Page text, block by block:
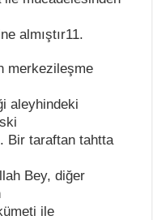
almıştır11.
merkezileşme
aleyhindeki
Bir taraftan tahtta
Bey, diğer
ile